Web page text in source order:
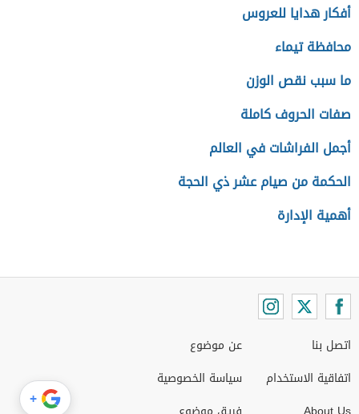
أفكار هدايا للعروس
محافظة تيماء
ما سبب نقص الوزن
صفات الحروف كاملة
أجمل الفراشات في العالم
الحكمة من صيام عشر ذي الحجة
أهمية الإدارة
اتصل بنا
اتفاقية الاستخدام
عن موضوع
سياسة الخصوصية
+